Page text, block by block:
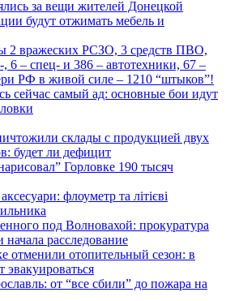
за вещи жителей Донецкой
будут отжимать мебель и
2 вражеских РСЗО, 3 средств ПВО,
, 6 – спец- и 386 – автотехники, 67 –
РФ в живой силе – 1210 “штыков”!
сейчас самый ад: основные бои идут
склады с продукцией двух
будет ли дефицит
Горловке 190 тысяч
флоуметр та літієві
под Волновахой: прокуратура
расследование
отменили отопительный сезон: в
эвакуироваться
от “все сбили” до пожара на